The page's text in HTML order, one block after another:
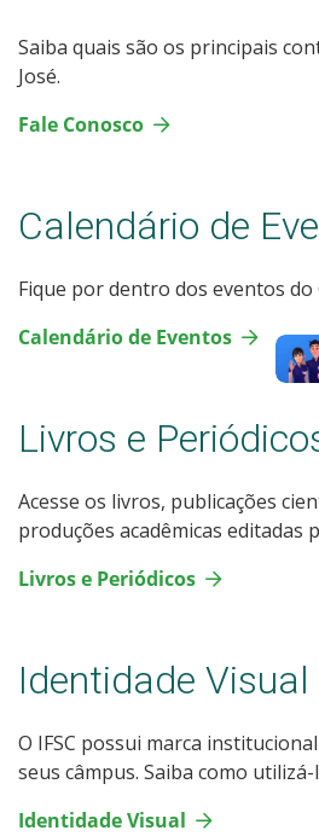
Saiba quais são os principais
José.
Fale Conosco
Calendário de
Fique por dentro dos eventos do
Calendário de Eventos
Livros e
Acesse os livros, publicações
produções acadêmicas editadas
Livros e Periódicos
Identidade Visual
O IFSC possui marca
seus câmpus. Saiba como utilizá-
Identidade Visual